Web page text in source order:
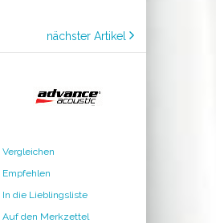
nächster Artikel
Vergleichen
Empfehlen
In die Lieblingsliste
Auf den Merkzettel